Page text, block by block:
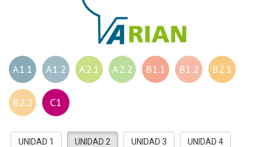
A1.1 A1.2 A2.1 A2.2 B1.1 B1.2 B2.1
B2.2 C1
UNIDAD 1 UNIDAD 2 UNIDAD 3 UNIDAD 4